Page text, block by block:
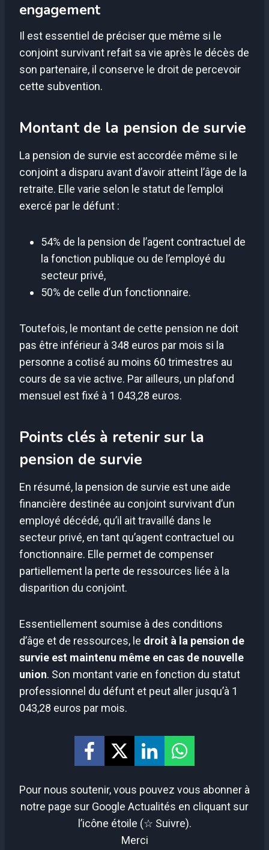
engagement
Il est essentiel de préciser que même si le
conjoint survivant refait sa vie après le décès de
son partenaire, il conserve le droit de percevoir
cette subvention.
Montant de la pension de survie
La pension de survie est accordée même si le
conjoint a disparu avant d’avoir atteint l’âge de la
retraite. Elle varie selon le statut de l’emploi
exercé par le défunt :
54% de la pension de l’agent contractuel de
la fonction publique ou de l’employé du
secteur privé,
50% de celle d’un fonctionnaire.
Toutefois, le montant de cette pension ne doit
pas être inférieur à 348 euros par mois si la
personne a cotisé au moins 60 trimestres au
cours de sa vie active. Par ailleurs, un plafond
mensuel est fixé à 1 043,28 euros.
Points clés à retenir sur la
pension de survie
En résumé, la pension de survie est une aide
financière destinée au conjoint survivant d’un
employé décédé, qu’il ait travaillé dans le
secteur privé, en tant qu’agent contractuel ou
fonctionnaire. Elle permet de compenser
partiellement la perte de ressources liée à la
disparition du conjoint.
Essentiellement soumise à des conditions
d’âge et de ressources, le droit à la pension de
survie est maintenu même en cas de nouvelle
union. Son montant varie en fonction du statut
professionnel du défunt et peut aller jusqu’à 1
043,28 euros par mois.
Pour nous soutenir, vous pouvez vous abonner à
notre page sur Google Actualités en cliquant sur
l’icône étoile (☆ Suivre).
Merci